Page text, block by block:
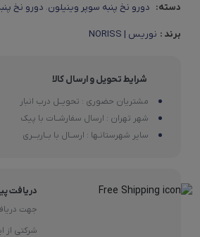
دسته: دورو نخ پنبه سوپر وینیلون، دورو نخ
برند : نوریس | NORISS
شرایط تحویل و ارسال کالا
مشتریان حضوری : تحویــل درب انبار
شهر تهران : ارسال سفارشــات با پیک
سایر شهرستانـها : ارســال با بــاربـــری
دریافت
جهت
شرکتی از